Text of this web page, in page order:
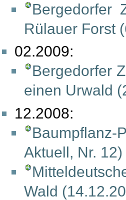
Bergedorfer
Rülauer Forst
02.2009:
Bergedorfer
einen Urwald
12.2008:
Aktuell, Nr. 12)
Wald